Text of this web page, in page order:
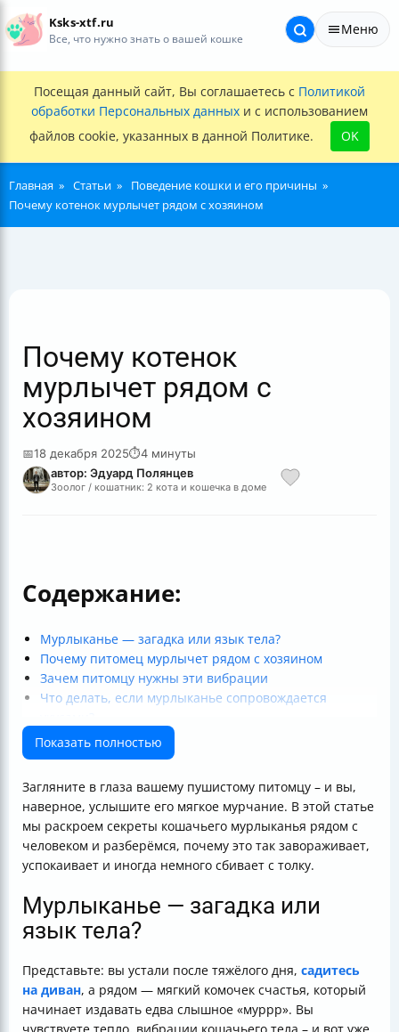
Ksks-xtf.ru
Все, что нужно знать о вашей кошке
Меню
Посещая данный сайт, Вы соглашаетесь с Политикой
обработки Персональных данных и с использованием
файлов cookie, указанных в данной Политике.
OK
Главная Статьи
Поведение кошки и его причины
Почему котенок мурлычет рядом с хозяином
Почему котенок
мурлычет рядом с
хозяином
📅18 декабря 2025⏱4 минуты
автор: Эдуард Полянцев
Зоолог / кошатник: 2 кота и кошечка в доме
Содержание:
Мурлыканье — загадка или язык тела?
Почему питомец мурлычет рядом с хозяином
Зачем питомцу нужны эти вибрации
Что делать, если мурлыканье сопровождается
Как понять настроение кошки по телу и звуку
Итоги
Показать полностью
Загляните в глаза вашему пушистому питомцу – и вы,
наверное, услышите его мягкое мурчание. В этой статье
мы раскроем секреты кошачьего мурлыканья рядом с
человеком и разберёмся, почему это так завораживает,
успокаивает и иногда немного сбивает с толку.
Мурлыканье — загадка или
язык тела?
Представьте: вы устали после тяжёлого дня, садитесь
на диван, а рядом — мягкий комочек счастья, который
начинает издавать едва слышное «муррр». Вы